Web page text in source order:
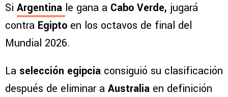
Si Argentina le gana a Cabo Verde, jugará
contra Egipto en los octavos de final del
Mundial 2026.
La selección egipcia consiguió su clasificación
después de eliminar a Australia en definición